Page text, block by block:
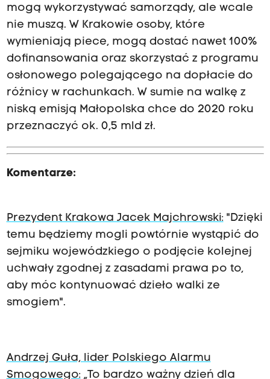
mogą wykorzystywać samorządy, ale wcale
nie muszą. W Krakowie osoby, które
wymieniają piece, mogą dostać nawet 100%
dofinansowania oraz skorzystać z programu
osłonowego polegającego na dopłacie do
różnicy w rachunkach. W sumie na walkę z
niską emisją Małopolska chce do 2020 roku
przeznaczyć ok. 0,5 mld zł.
Komentarze:
Prezydent Krakowa Jacek Majchrowski: "Dzięki
temu będziemy mogli powtórnie wystąpić do
sejmiku wojewódzkiego o podjęcie kolejnej
uchwały zgodnej z zasadami prawa po to,
aby móc kontynuować dzieło walki ze
smogiem".
Andrzej Guła, lider Polskiego Alarmu
Smogowego: „To bardzo ważny dzień dla